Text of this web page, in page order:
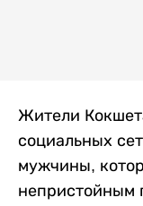
Жители
социальных
мужчины,
непристойным